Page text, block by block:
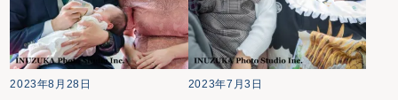
2023年8月28日 2023年7月3日